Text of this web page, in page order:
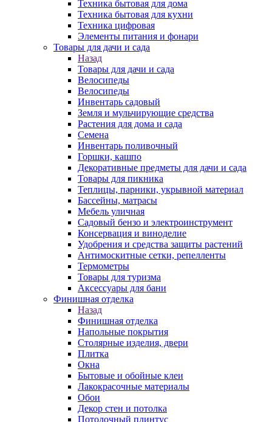
Техника бытовая для дома
Техника бытовая для кухни
Техника цифровая
Элементы питания и фонари
Товары для дачи и сада
Назад
Товары для дачи и сада
Велосипеды
Велосипеды
Инвентарь садовый
Земля и мульчирующие средства
Растения для дома и сада
Семена
Инвентарь поливочный
Горшки, кашпо
Декоративные предметы для дачи и сада
Товары для пикника
Теплицы, парники, укрывной материал
Бассейны, матрасы
Мебель уличная
Садовый бензо и электроинструмент
Консервация и виноделие
Удобрения и средства защиты растений
Антимоскитные сетки, репелленты
Термометры
Товары для туризма
Аксессуары для бани
Финишная отделка
Назад
Финишная отделка
Напольные покрытия
Столярные изделия, двери
Плитка
Окна
Бытовые и обойные клеи
Лакокрасочные материалы
Обои
Декор стен и потолка
Потолочный плинтус